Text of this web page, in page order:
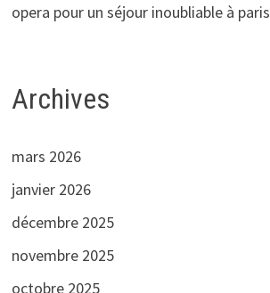
opera pour un séjour inoubliable à paris
Archives
mars 2026
janvier 2026
décembre 2025
novembre 2025
octobre 2025